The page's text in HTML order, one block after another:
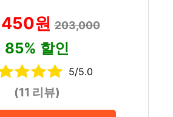
원203,000
85% 할인
5/5.0
(11 리뷰)